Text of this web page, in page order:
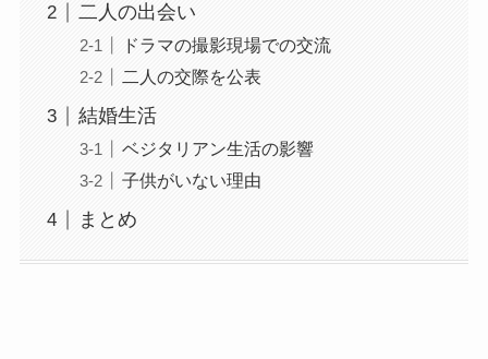
二人の出会い
ドラマの撮影現場での交流
二人の交際を公表
結婚生活
ベジタリアン生活の影響
子供がいない理由
まとめ